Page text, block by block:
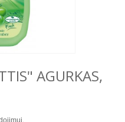
AGURKAS,